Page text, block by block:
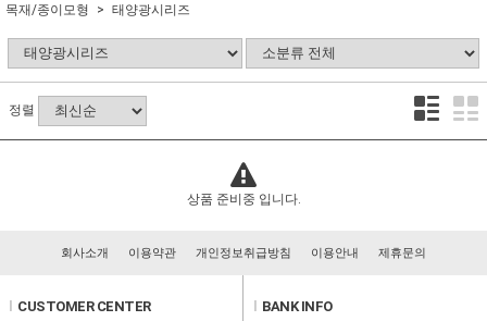
목재/종이모형 태양광시리즈
정렬
상품 준비중 입니다.
회사소개 이용약관 개인정보취급방침 이용안내 제휴문의
l CUSTOMER CENTER l BANK INFO